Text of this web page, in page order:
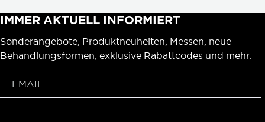
IMMER AKTUELL INFORMIERT
Sonderangebote, Produktneuheiten, Messen, neue
Behandlungsformen, exklusive Rabattcodes und mehr.